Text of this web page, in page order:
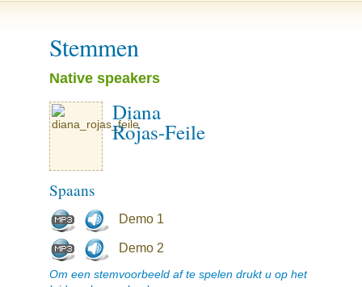
Stemmen
Native speakers
Diana
Rojas-Feile
Spaans
Demo 1
Demo 2
Om een stemvoorbeeld af te spelen drukt u op het